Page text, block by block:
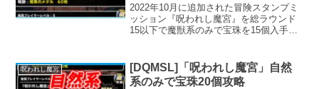
2022年10月に追加された冒険スタンプミ
ッション『呪われし魔宮』を総ラウンド
15以下で魔獣系のみで宝珠を15個入手し
プレは決まっていますね。YouTubeにプ
レイ動画をアップしていますので、よろ
しければ攻略にお役立てください。
呪われし魔宮
[DQMSL]「呪われし魔宮」自然
系のみで宝珠20個攻略